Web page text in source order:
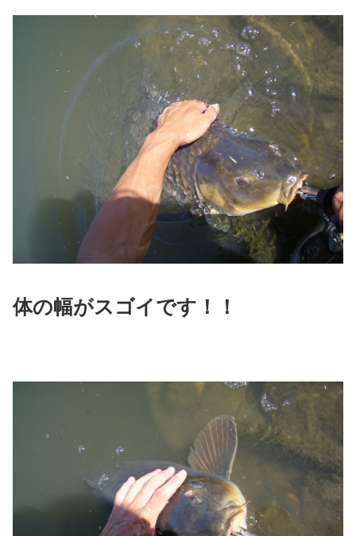
体の幅がスゴイです！！